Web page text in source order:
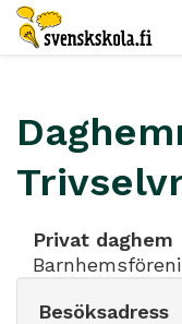
Privat daghem
Besöksadress